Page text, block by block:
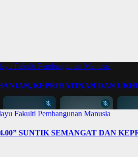
Fakulti Pembangunan Manusia
KEPRIHATINAN DAN
Fakulti Pembangunan Manusia
SUNTIK SEMANGAT DAN